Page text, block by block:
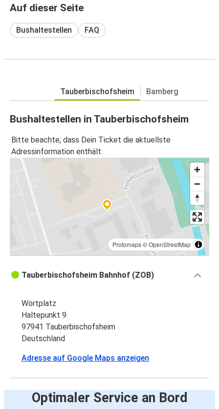
Auf dieser Seite
Bushaltestellen FAQ
Tauberbischofsheim Bamberg
Bushaltestellen in Tauberbischofsheim
Bitte beachte, dass Dein Ticket die aktuellste
Adressinformation enthält.
Protomaps©OpenStreetMap
Tauberbischofsheim Bahnhof (ZOB)
Wörtplatz
Haltepunkt 9
97941 Tauberbischofsheim
Deutschland
Adresse auf Google Maps anzeigen
Optimaler Service an Bord